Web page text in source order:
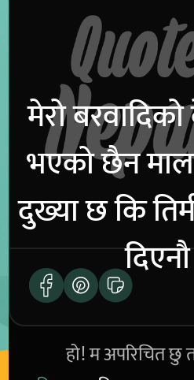
मेरो
भएको छैन
दुख्या छ कि
हो! म अपरिचित छु